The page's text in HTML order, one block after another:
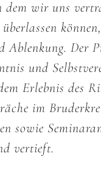
wir uns
Ablenkung. Der
und
Erlebnis des
im
sowie
vertieft.